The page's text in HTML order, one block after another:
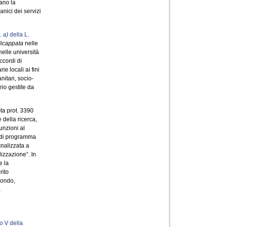
la
dei servizi
a) della L.
nelle
università
di
locali ai fini
socio-
gestite da
prot. 3390
della ricerca,
al
programma
a
In
la
V della